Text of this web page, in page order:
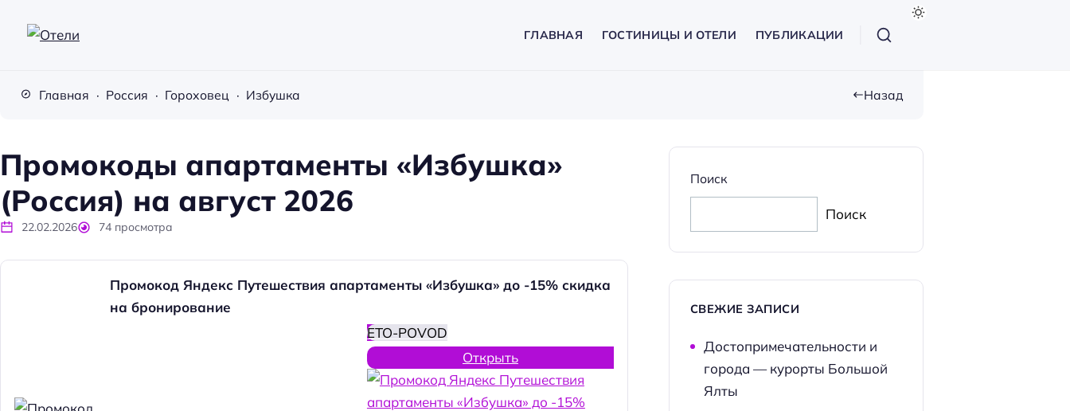
е
ГЛАВНАЯ ГОСТИНИЦЫ И ОТЕЛИ ПУБЛИКАЦИИ
Главная Россия Гороховец Избушка Назад
Промокоды апартаменты «Избушка»
(Россия) на август 2026
22.02.2026 74 просмотра
Промокод Яндекс Путешествия апартаменты «Избушка» до -15% скидка
на бронирование
ETO-POVOD
Открыть
Поиск
Поиск
СВЕЖИЕ ЗАПИСИ
Достопримечательности и
города — курорты Большой
Ялты